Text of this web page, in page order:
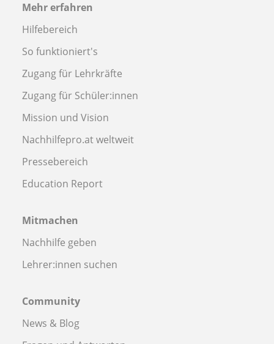
Mehr erfahren
Hilfebereich
So funktioniert's
Zugang für Lehrkräfte
Zugang für Schüler:innen
Mission und Vision
Nachhilfepro.at weltweit
Pressebereich
Education Report
Mitmachen
Nachhilfe geben
Lehrer:innen suchen
Community
News & Blog